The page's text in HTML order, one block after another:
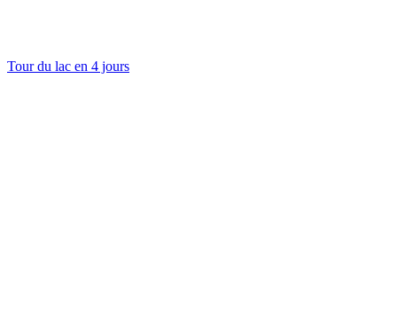
Tour du lac en 4 jours